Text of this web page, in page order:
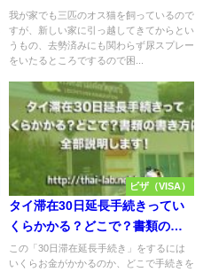
FELIWAY」を使ってみた
我が家でも三匹のオス猫を飼っているので
すが、新しい家に引っ越してきてからとい
うもの、去勢済みにも関わらず尿スプレー
をいたるところでするので困...
ビザ（VISA）
タイ滞在30日延長手続きってい
くらかかる？どこで？書類の書
き方は？全部説明します！
この「30日滞在延長手続き」をするには
いくらお金がかかるのか、どこで手続きを